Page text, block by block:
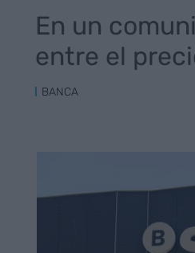
En un
entre el
BANCA